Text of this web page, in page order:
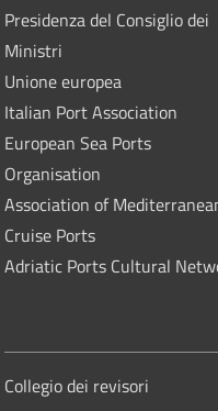
Presidenza del Consiglio dei
Ministri
Unione europea
Italian Port Association
European Sea Ports
Organisation
Association of
Cruise Ports
Adriatic Ports Cultural
Collegio dei revisori